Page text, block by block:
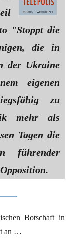
"Stoppt die
die in
der Ukraine
eigenen
zu
mehr als
Tagen die
führender
Botschaft in
an …